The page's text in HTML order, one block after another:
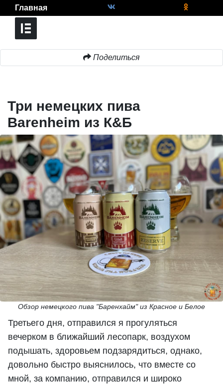
Главная
Поделиться
Три немецких пива
Barenheim из К&Б
Обзор немецкого пива "Баренхайм" из Красное и Белое
Третьего дня, отправился я прогуляться
вечерком в ближайший лесопарк, воздухом
подышать, здоровьем подзарядиться, однако,
довольно быстро выяснилось, что вместе со
мной, за компанию, отправился и широко